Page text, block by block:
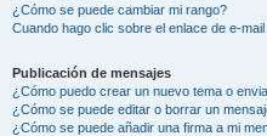
¿Cómo se puede cambiar mi rango?
Cuando hago clic sobre el enlace de e-
Publicación de mensajes
¿Cómo puedo crear un nuevo tema o
¿Cómo se puede editar o borrar un
¿Cómo se puede añadir una firma a mi